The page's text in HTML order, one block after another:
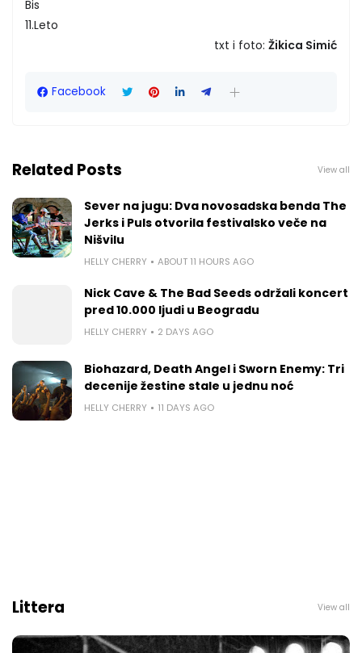
Bis
11.Leto
txt i foto: Žikica Simić
Facebook
Related Posts View all
Sever na jugu: Dva novosadska benda The
Jerks i Puls otvorila festivalsko veče na
Nišvilu
HELLY CHERRY ABOUT 11 HOURS AGO
Nick Cave & The Bad Seeds održali koncert
pred 10.000 ljudi u Beogradu
HELLY CHERRY 2 DAYS AGO
Biohazard, Death Angel i Sworn Enemy: Tri
decenije žestine stale u jednu noć
HELLY CHERRY 11 DAYS AGO
Littera View all